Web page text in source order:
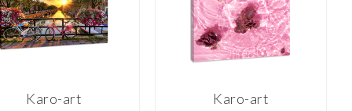
Karo-art
Karo-art